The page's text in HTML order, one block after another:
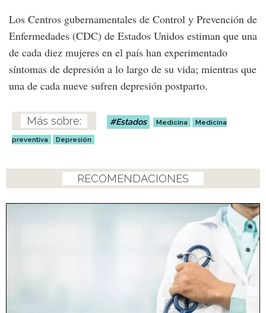
Los Centros gubernamentales de Control y Prevención de
Enfermedades (CDC) de Estados Unidos estiman que una
de cada diez mujeres en el país han experimentado
síntomas de depresión a lo largo de su vida; mientras que
una de cada nueve sufren depresión postparto.
Estados Medicina Medicina
preventiva Depresión
RECOMENDACIONES